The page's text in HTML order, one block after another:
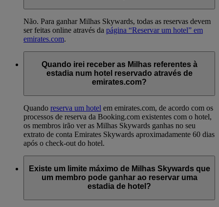
Não. Para ganhar Milhas Skywards, todas as reservas devem
ser feitas online através da página “Reservar um hotel” em
emirates.com.
Quando irei receber as Milhas referentes à
estadia num hotel reservado através de
emirates.com?
Quando reserva um hotel em emirates.com, de acordo com os
processos de reserva da Booking.com existentes com o hotel,
os membros irão ver as Milhas Skywards ganhas no seu
extrato de conta Emirates Skywards aproximadamente 60 dias
após o check-out do hotel.
Existe um limite máximo de Milhas Skywards que
um membro pode ganhar ao reservar uma
estadia de hotel?